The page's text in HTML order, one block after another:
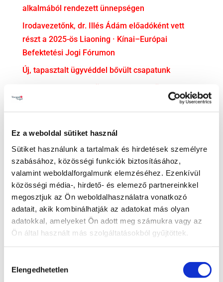
Ez a weboldal sütiket használ
Sütiket használunk a tartalmak és hirdetések személyre
szabásához, közösségi funkciók biztosításához,
valamint weboldalforgalmunk elemzéséhez. Ezenkívül
közösségi média-, hirdető- és elemező partnereinkkel
megosztjuk az Ön weboldalhasználatra vonatkozó
adatait, akik kombinálhatják az adatokat más olyan
adatokkal, amelyeket Ön adott meg számukra vagy az
Ön által használt más szolgáltatásokból gyűjtöttek.
kiválasztása
Elengedhetetlen
alkalmából rendezett ünnepségen
Irodavezetőnk, dr. Illés Ádám előadóként vett
részt a 2025-ös Liaoning · Kínai–Európai
Befektetési Jogi Fórumon
Új, tapasztalt ügyvéddel bővült csapatunk
dr. Soós Mercédesz ügyvédjelölti esküjéhez
gratulálunk!
KATEGÓRIA
Adatvédelem
Adózás
Bejelentővédelem
Compliance
EU jog
Fogyasztóvédelem
Irodai hírek